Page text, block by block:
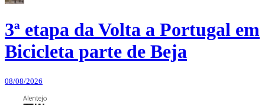
3ª etapa da Volta a Portugal em
Bicicleta parte de Beja
08/08/2026